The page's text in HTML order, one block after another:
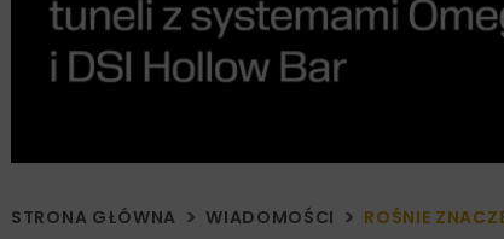
STRONA GŁÓWNA WIADOMOŚCI ROŚNIE